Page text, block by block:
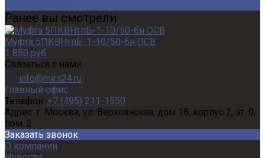
Ранее вы смотрели
Муфта 5ПКВНтпБ-1-10/50-бн ОСВ
1 850 руб.
Связаться с нами
info@mirs24.ru
Главный офис
Телефон: +7 (495) 211-1550
Адрес: г. Москва, ул. Верхоянская, дом 18, корпус 2, эт. 0,
пом. 2
Заказать звонок
О компании